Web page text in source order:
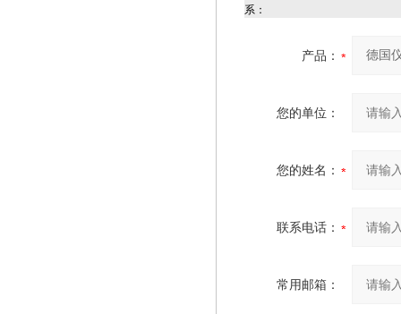
系：
产品：
您的单位：
您的姓名：
联系电话：
常用邮箱：